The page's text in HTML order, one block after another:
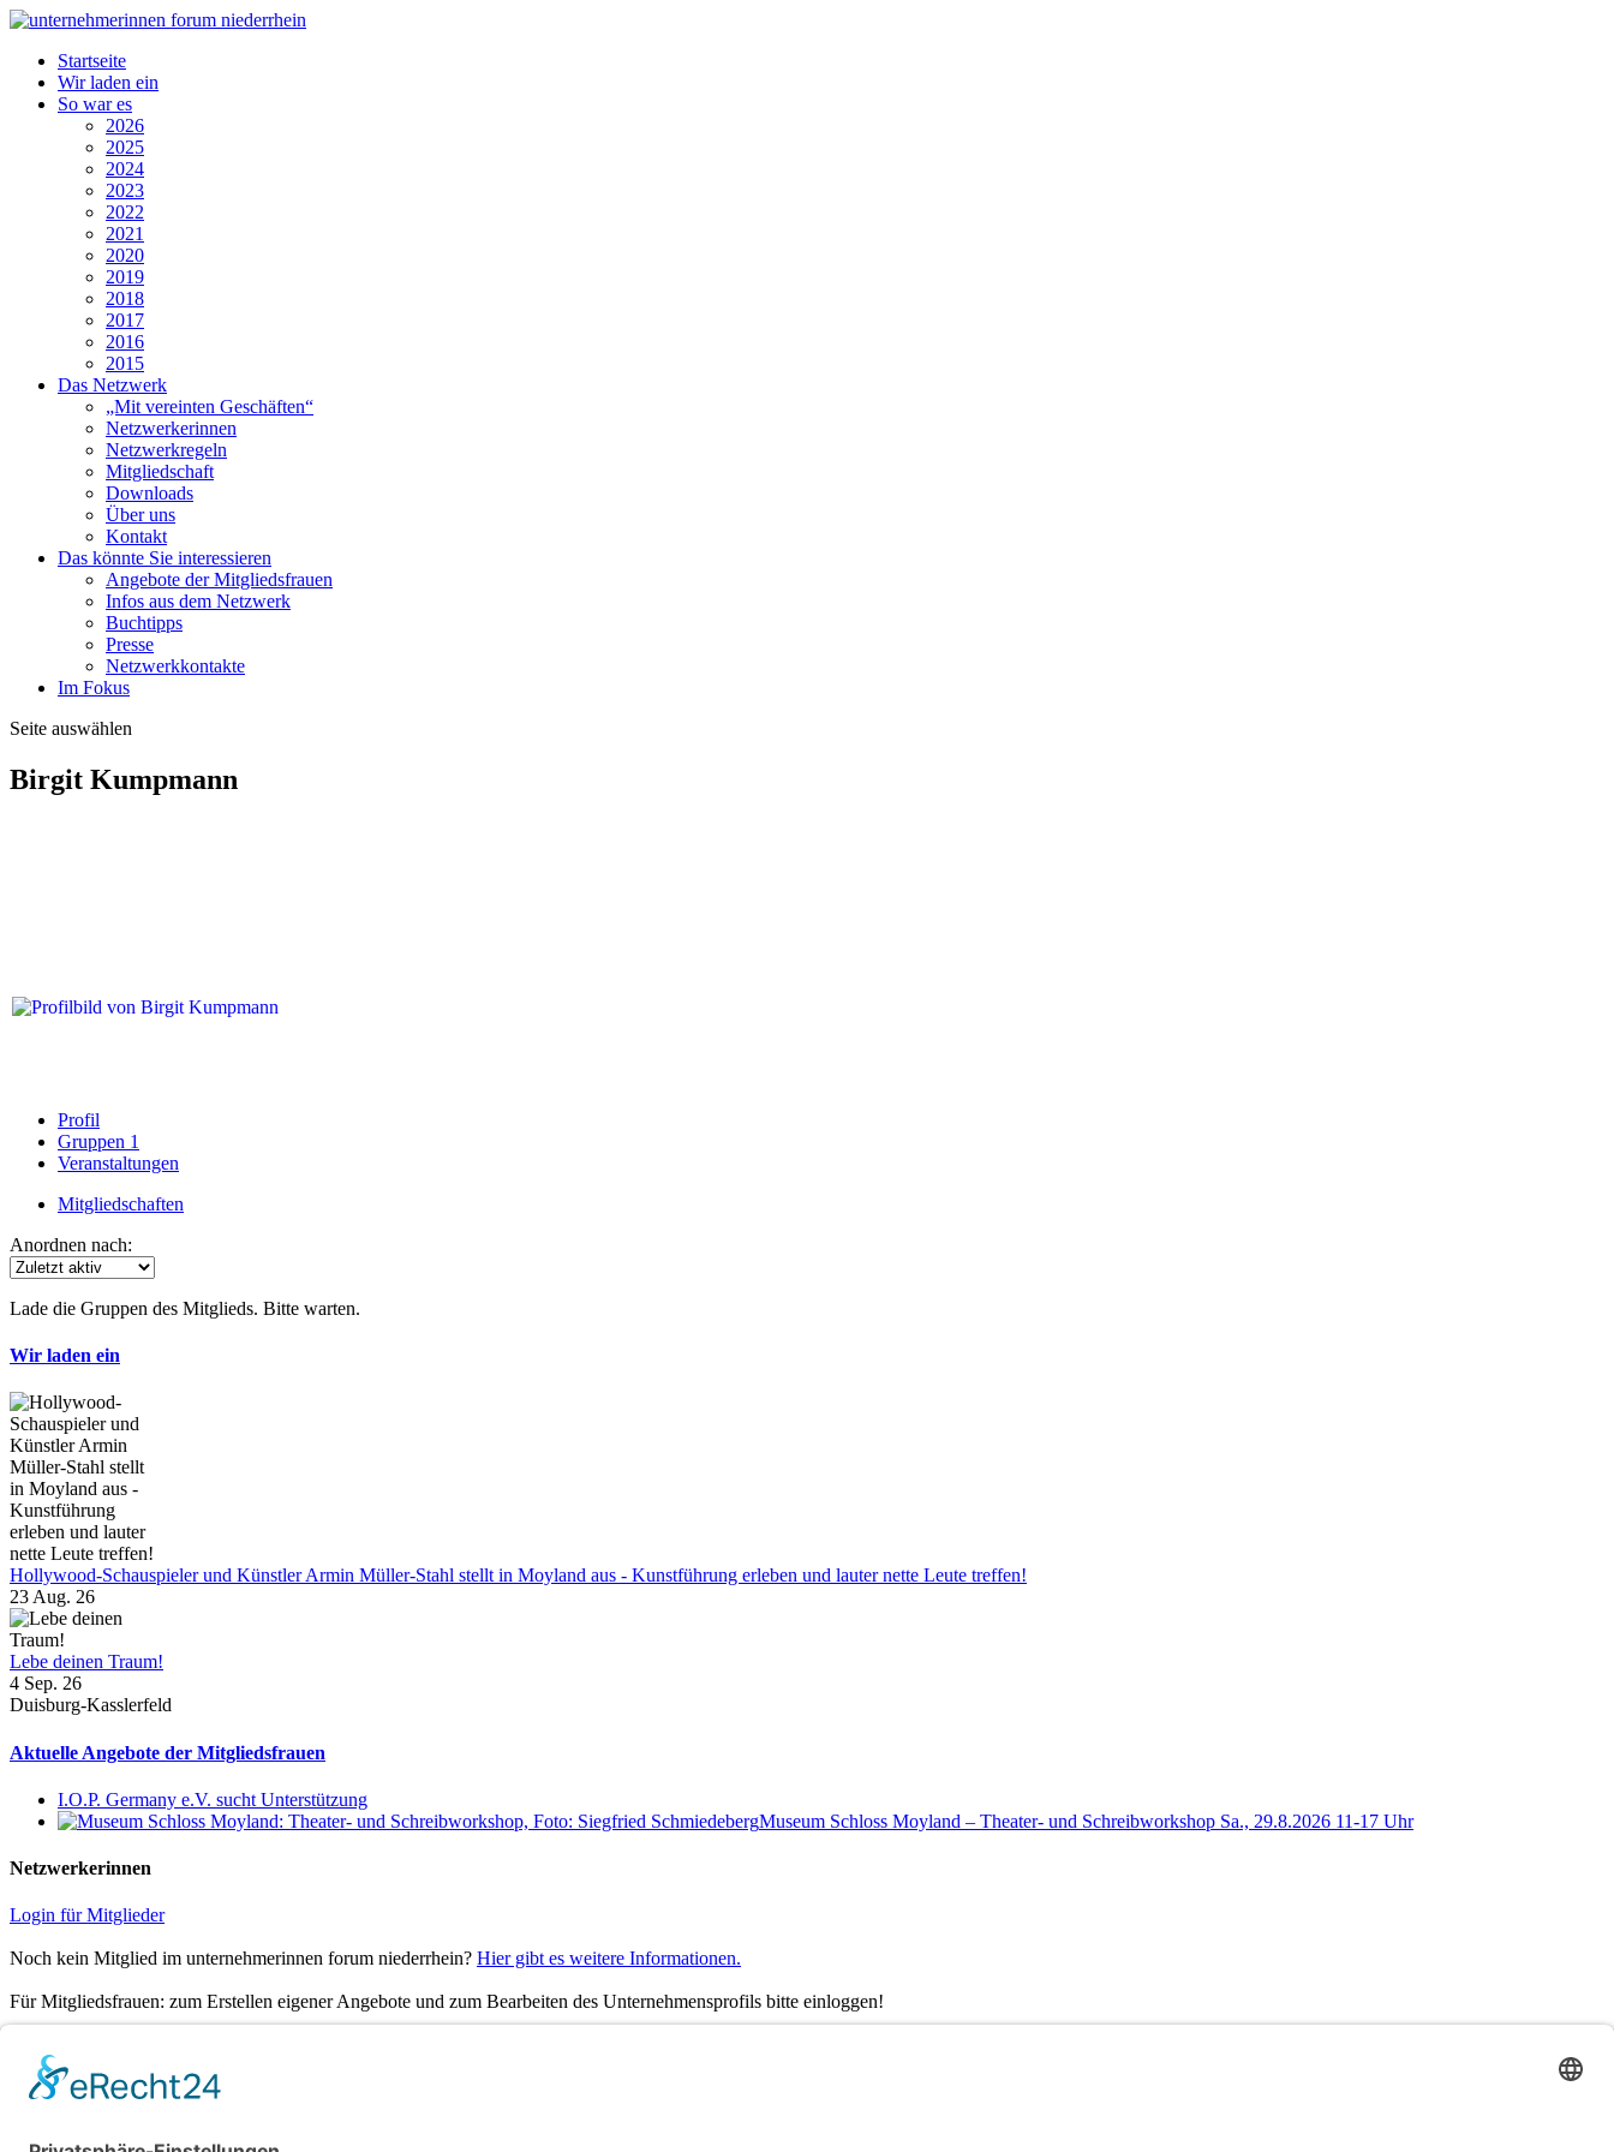
Startseite
Wir laden ein
So war es
2026
2025
2024
2023
2022
2021
2020
2019
2018
2017
2016
2015
Das Netzwerk
„Mit vereinten Geschäften“
Netzwerkerinnen
Netzwerkregeln
Mitgliedschaft
Downloads
Über uns
Kontakt
Das könnte Sie interessieren
Angebote der Mitgliedsfrauen
Infos aus dem Netzwerk
Buchtipps
Presse
Netzwerkkontakte
Im Fokus
Seite auswählen
Birgit Kumpmann
Profil
Gruppen 1
Veranstaltungen
Mitgliedschaften
Anordnen nach:
Lade die Gruppen des Mitglieds. Bitte warten.
Wir laden ein
Hollywood-Schauspieler und Künstler Armin Müller-Stahl stellt in Moyland aus - Kunstführung erleben und lauter nette Leute treffen!
23 Aug. 26
Lebe deinen Traum!
4 Sep. 26
Duisburg-Kasslerfeld
Aktuelle Angebote der Mitgliedsfrauen
I.O.P. Germany e.V. sucht Unterstützung
Museum Schloss Moyland – Theater- und Schreibworkshop Sa., 29.8.2026 11-17 Uhr
Netzwerkerinnen
Login für Mitglieder
Noch kein Mitglied im unternehmerinnen forum niederrhein? Hier gibt es weitere Informationen.
Für Mitgliedsfrauen: zum Erstellen eigener Angebote und zum Bearbeiten des Unternehmensprofils bitte einloggen!
Folge dem unternehmerinnen forum niederrhein auch auf Facebook, Instagram oder LinkedIn.